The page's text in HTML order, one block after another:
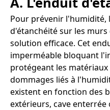
Pour prévenir
d'étanchéité sur les murs
solution efficace. Cet
imperméable bloquant
protégeant les
dommages liés à
existent en fonction des
extérieurs, cave enterrée